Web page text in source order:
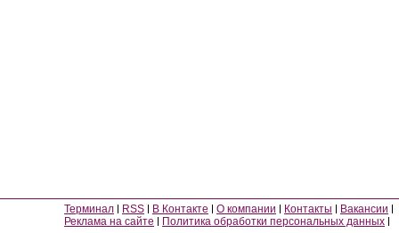
Терминал RSS В Контакте О компании Контакты
Вакансии
Реклама на сайте
Политика обработки персональных данных